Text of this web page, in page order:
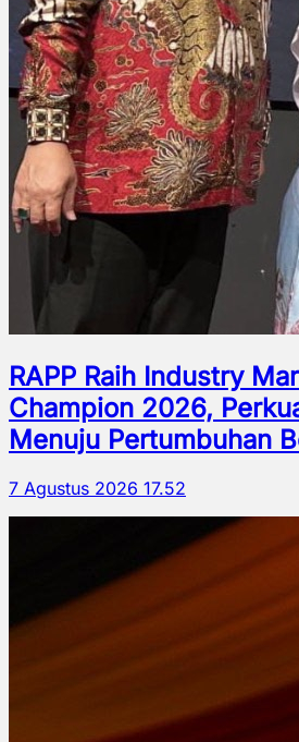
RAPP Raih Industry
Champion 2026,
Menuju Pertumbuhan
7 Agustus 2026 17.52